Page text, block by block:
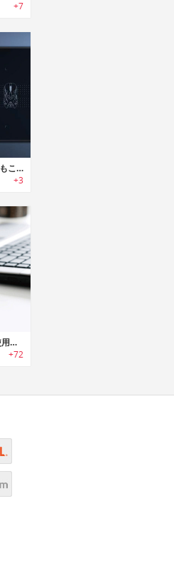
+7
CYBERMAT R3｜ゲームも充電もこれひとつ。ワイヤレス充電対応広々ゲーミングマウスマット
+3
Mouse ring｜指2本にはめて使用するリング型ウェアラブルマウス「マウスリング」
+72